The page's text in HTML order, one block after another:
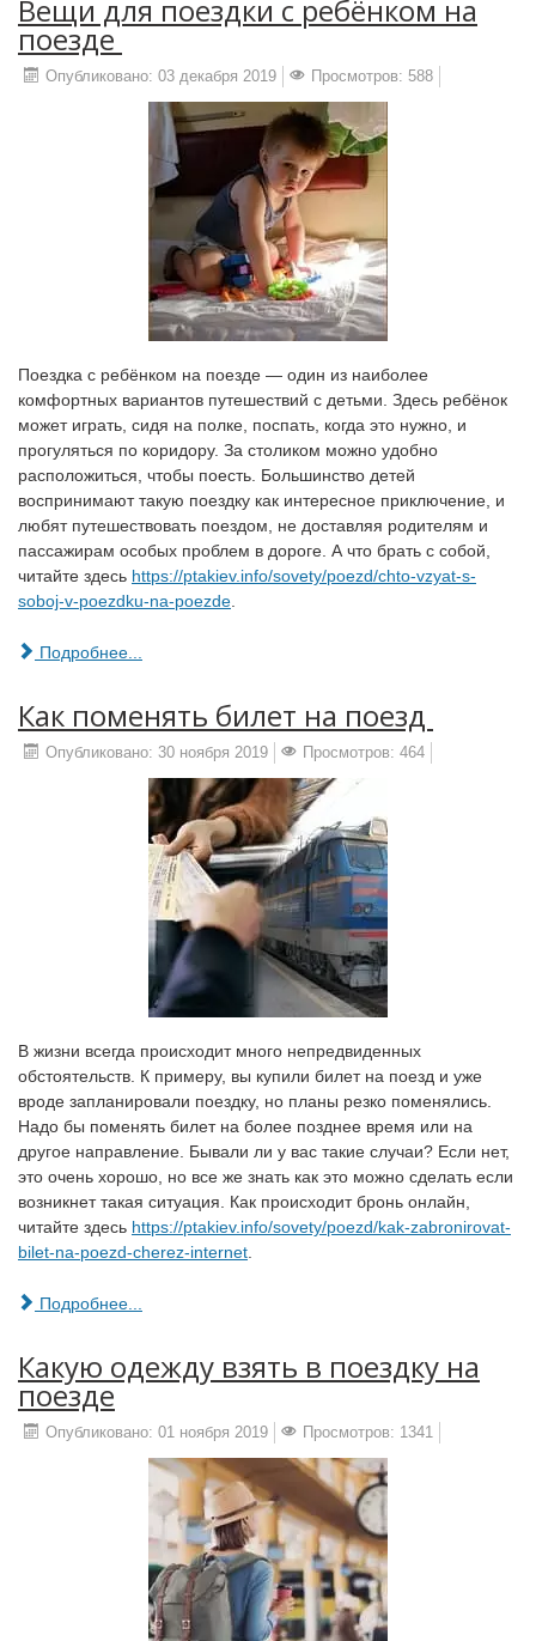
Вещи‌ ‌для поездки ‌с‌ ‌ребёнком‌ ‌на‌
‌поезде‌ ‌
Опубликовано: 03 декабря 2019 Просмотров: 588
Поездка с ребёнком на поезде — один из наиболее
комфортных вариантов путешествий с детьми. Здесь ребёнок
может играть, сидя на полке, поспать, когда это нужно, и
прогуляться по коридору. За столиком можно удобно
расположиться, чтобы поесть. Большинство детей
воспринимают такую поездку как интересное приключение, и
любят путешествовать поездом, не доставляя родителям и
пассажирам особых проблем в дороге. А что брать с собой,
читайте здесь https://ptakiev.info/sovety/poezd/chto-vzyat-s-
soboj-v-poezdku-na-poezde
Подробнее...
Как‌ ‌поменять‌ ‌билет‌ ‌на‌ ‌поезд‌ ‌
Опубликовано: 30 ноября 2019 Просмотров: 464
В жизни всегда происходит много непредвиденных
обстоятельств. К примеру, вы купили билет на поезд и уже
вроде запланировали поездку, но планы резко поменялись.
Надо бы поменять билет на более позднее время или на
другое направление. Бывали ли у вас такие случаи? Если нет,
это очень хорошо, но все же знать как это можно сделать если
возникнет такая ситуация. Как происходит бронь онлайн,
читайте здесь https://ptakiev.info/sovety/poezd/kak-zabronirovat-
bilet-na-poezd-cherez-internet
Подробнее...
Какую одежду взять в поездку на
поезде
Опубликовано: 01 ноября 2019 Просмотров: 1341